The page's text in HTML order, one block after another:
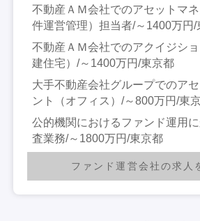
不動産ＡＭ会社でのアセットマ
件運営管理）担当者/～1400万円/
不動産ＡＭ会社でのアクイジシ
建住宅）/～1400万円/東京都
大手不動産会社グループでのア
ント（オフィス）/～800万円/東
公的機関におけるファンド運用
査業務/～1800万円/東京都
ファンド運営会社の求人